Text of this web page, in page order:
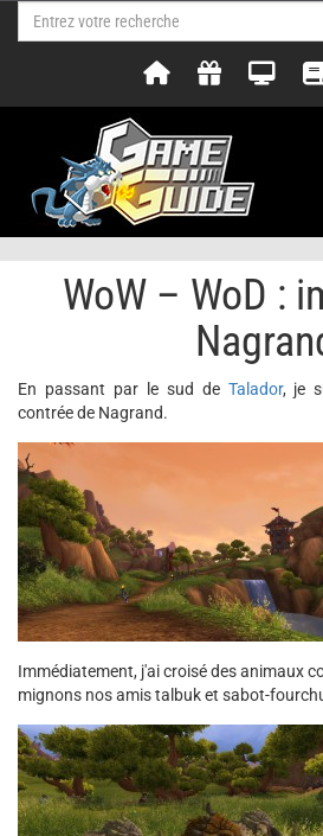
WoW – WoD :
En passant par le sud de Talador, je
contrée de Nagrand.
Immédiatement, j'ai croisé des animaux
mignons nos amis talbuk et sabot-